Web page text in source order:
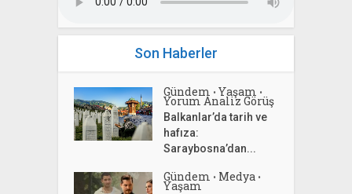
Son Haberler
Gündem • Yaşam •
Yorum Analiz Görüş
Balkanlar’da tarih ve
hafıza:
Saraybosna’dan...
Gündem • Medya •
Yaşam